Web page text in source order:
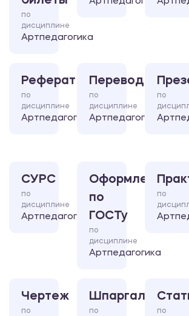
по
дисциплине
Артпедагогика
Реферат
по
дисциплине
Артпедагогика
Перевод
по
дисциплине
Артпедагогика
по
СУРС
по
дисциплине
Артпедагогика
Оформление
по
ГОСТу
по
дисциплине
Артпедагогика
по
Чертеж
по
Шпаргалка
по
по